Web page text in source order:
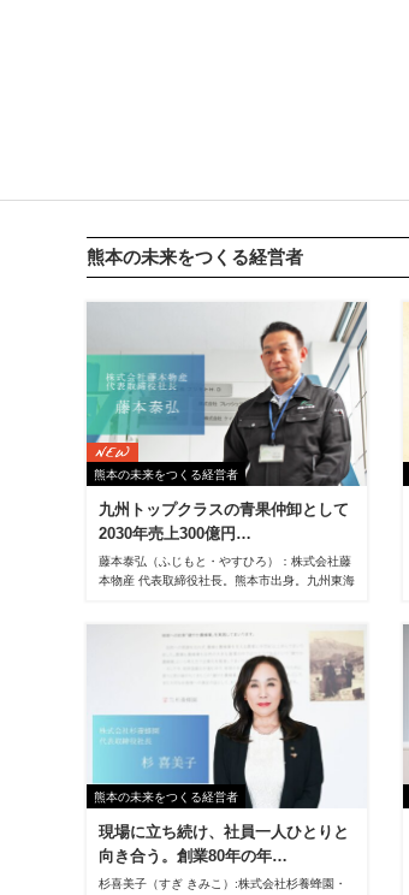
熊本の未来をつくる経営者
熊本の未来をつくる経営者
九州トップクラスの青果仲卸として
2030年売上300億円…
藤本泰弘（ふじもと・やすひろ）：株式会社藤
本物産 代表取締役社長。熊本市出身。九州東海
部）課長、果実部部長を経て、2008年常務、
2009年専務、2013年5月に代表取締役社長就
熊本の未来をつくる経営者
現場に立ち続け、社員一人ひとりと
向き合う。創業80年の年…
杉喜美子（すぎ きみこ）:株式会社杉養蜂園・